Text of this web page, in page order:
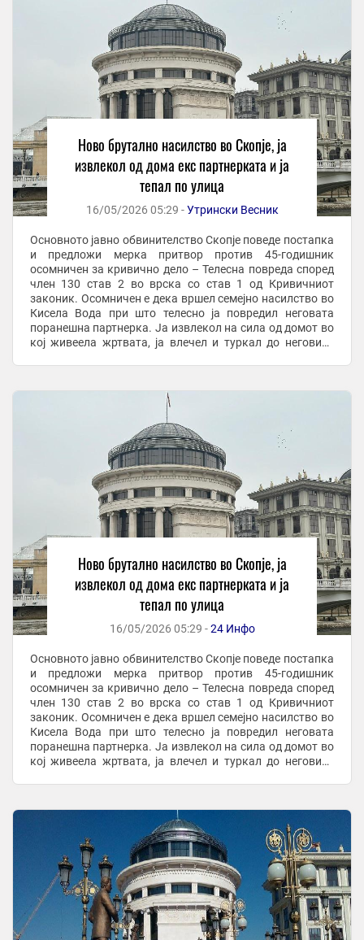
Ново брутално насилство во Скопје, ја
извлекол од дома екс партнерката и ја
тепал по улица
16/05/2026 05:29 -Утрински Весник
Основното јавно обвинителство Скопје поведе постапка
и предложи мерка притвор против 45-годишник
осомничен за кривично дело – Телесна повреда според
член 130 став 2 во врска со став 1 од Кривичниот
законик. Осомничен е дека вршел семејно насилство во
Кисела Вода при што телесно ја повредил неговата
поранешна партнерка. Ја извлекол на сила од домот во
кој живеела жртвата, ја влечел и туркал до неговиот
Ново брутално насилство во Скопје, ја
извлекол од дома екс партнерката и ја
тепал по улица
16/05/2026 05:29 -24 Инфо
Основното јавно обвинителство Скопје поведе постапка
и предложи мерка притвор против 45-годишник
осомничен за кривично дело – Телесна повреда според
член 130 став 2 во врска со став 1 од Кривичниот
законик. Осомничен е дека вршел семејно насилство во
Кисела Вода при што телесно ја повредил неговата
поранешна партнерка. Ја извлекол на сила од домот во
кој живеела жртвата, ја влечел и туркал до неговиот